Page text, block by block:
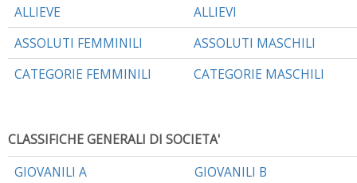
ALLIEVE
ALLIEVI
ASSOLUTI FEMMINILI
ASSOLUTI MASCHILI
CATEGORIE FEMMINILI
CATEGORIE MASCHILI
CLASSIFICHE GENERALI DI SOCIETA'
GIOVANILI A
GIOVANILI B